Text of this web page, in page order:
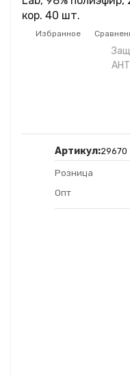
кор. 40 шт.
Избранное
Артикул:29670
Розница
Опт